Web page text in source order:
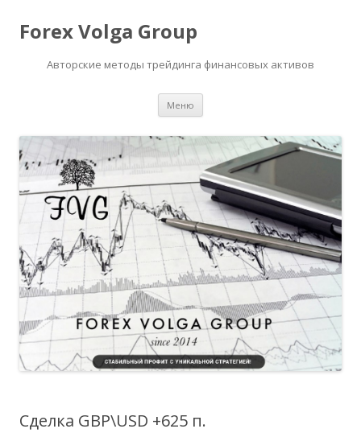
Forex Volga Group
Авторские методы трейдинга финансовых активов
Меню
Сделка GBP\USD +625 п.